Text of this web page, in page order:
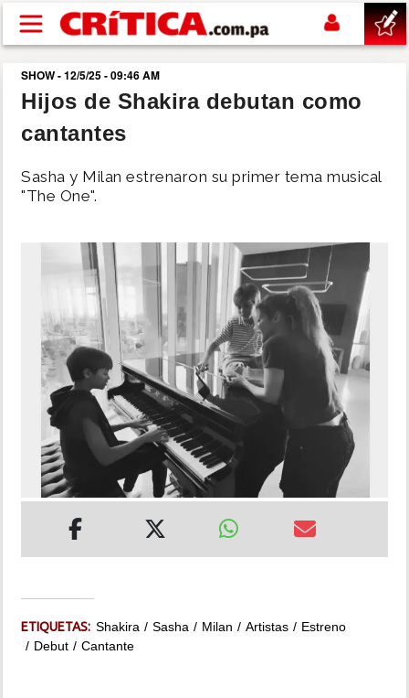
Pasar al contenido principal
buscar
SUCESOS
NACIONAL
DEPORTES
MUNDO
INSÓLITAS
MULTIMEDIA
SHOW - 12/5/25 - 09:46 AM
Hijos de Shakira debutan como
cantantes
Sasha y Milan estrenaron su primer tema musical
"The One".
ETIQUETAS: Shakira Sasha Milan Artistas
Estreno
Debut
Cantante